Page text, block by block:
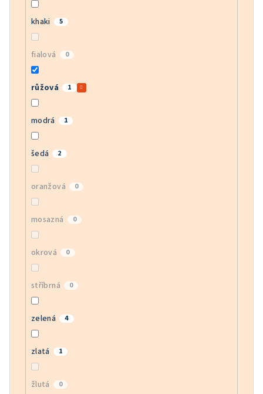
khaki 5
fialová 0
růžová 1
modrá 1
šedá 2
oranžová 0
mosazná 0
okrová 0
stříbrná 0
zelená 4
zlatá 1
žlutá 0